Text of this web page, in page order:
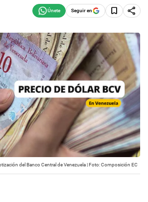
Seguir en
del Banco Central de Venezuela | Foto: Composición EC